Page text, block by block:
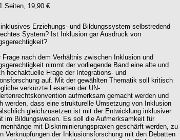
Seiten, 19,90 €
inklusives Erziehungs- und Bildungssystem selbstredend
System? Ist Inklusion gar Ausdruck von
Frage nach dem Verhältnis zwischen Inklusion und
nimmt der vorliegende Band eine alte und
hochaktuelle Frage der Integrations- und
auf. Mit der gewählten Thematik soll kritisch
verkürzte Lesarten der UN-
aufmerksam gemacht werden und
werden, dass eine strukturelle Umsetzung von Inklusion
gleichzusetzen ist mit der Entwicklung inklusiver
im Bildungswesen. Es soll die Aufmerksamkeit für
mit Diskriminierungspraxen geschärft werden, zu
Verknüpfungen der Inklusionsforschung mit den Debatten